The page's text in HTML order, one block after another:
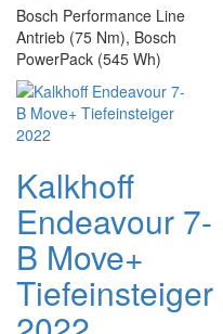
Bosch Performance Line
Antrieb (75 Nm), Bosch
PowerPack (545 Wh)
Kalkhoff
Endeavour 7-
B Move+
Tiefeinsteiger